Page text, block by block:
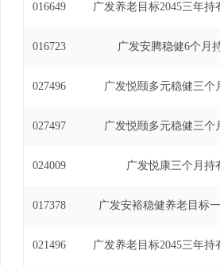
016649 广发养老目标2045三年
016723 广发安腾稳健6个月
027496 广发悦颐多元稳健三个
027497 广发悦颐多元稳健三个
024009 广发悦康三个月持
017378 广发安裕稳健养老目标
021496 广发养老目标2045三年